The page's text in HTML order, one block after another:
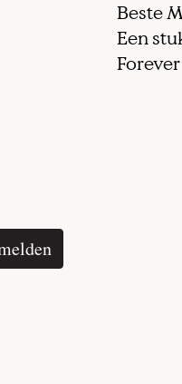
Beste
Een